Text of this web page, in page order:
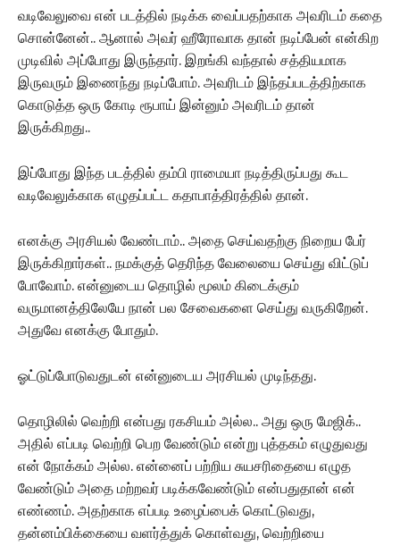
வடிவேலுவை என் படத்தில் நடிக்க வைப்பதற்காக அவரிடம் கதை
சொன்னேன்.. ஆனால் அவர் ஹீரோவாக தான் நடிப்பேன் என்கிற
முடிவில் அப்போது இருந்தார். இறங்கி வந்தால் சத்தியமாக
இருவரும் இணைந்து நடிப்போம். அவரிடம் இந்தப்படத்திற்காக
கொடுத்த ஒரு கோடி ரூபாய் இன்னும் அவரிடம் தான்
இருக்கிறது..
இப்போது இந்த படத்தில் தம்பி ராமையா நடித்திருப்பது கூட
வடிவேலுக்காக எழுதப்பட்ட கதாபாத்திரத்தில் தான்.
எனக்கு அரசியல் வேண்டாம்.. அதை செய்வதற்கு நிறைய பேர்
இருக்கிறார்கள்.. நமக்குத் தெரிந்த வேலையை செய்து விட்டுப்
போவோம். என்னுடைய தொழில் மூலம் கிடைக்கும்
வருமானத்திலேயே நான் பல சேவைகளை செய்து வருகிறேன்.
அதுவே எனக்கு போதும்.
ஓட்டுப்போடுவதுடன் என்னுடைய அரசியல் முடிந்தது.
தொழிலில் வெற்றி என்பது ரகசியம் அல்ல.. அது ஒரு மேஜிக்..
அதில் எப்படி வெற்றி பெற வேண்டும் என்று புத்தகம் எழுதுவது
என் நோக்கம் அல்ல. என்னைப் பற்றிய சுயசரிதையை எழுத
வேண்டும் அதை மற்றவர் படிக்கவேண்டும் என்பதுதான் என்
எண்ணம். அதற்காக எப்படி உழைப்பைக் கொட்டுவது,
தன்னம்பிக்கையை வளர்த்துக் கொள்வது, வெற்றியை